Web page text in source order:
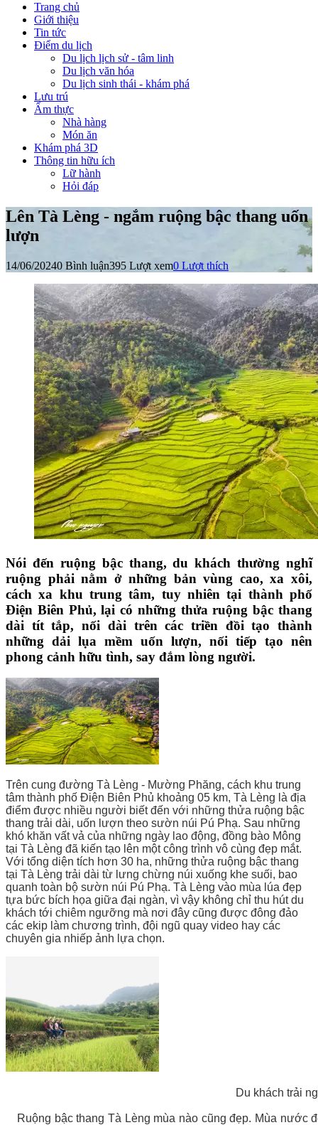
Trang chủ
Giới thiệu
Tin tức
Điểm du lịch
Du lịch lịch sử - tâm linh
Du lịch văn hóa
Du lịch sinh thái - khám phá
Lưu trú
Ẩm thực
Nhà hàng
Món ăn
Khám phá 3D
Thông tin hữu ích
Lữ hành
Hỏi đáp
Lên Tà Lèng - ngắm ruộng bậc thang uốn
lượn
14/06/20240 Bình luận395 Lượt xem0 Lượt thích
Nói đến ruộng bậc thang, du khách thường nghĩ
ruộng phải nằm ở những bản vùng cao, xa xôi,
cách xa khu trung tâm, tuy nhiên tại thành phố
Điện Biên Phủ, lại có những thửa ruộng bậc thang
dài tít tắp, nối dài trên các triền đồi tạo thành
những dải lụa mềm uốn lượn, nối tiếp tạo nên
phong cảnh hữu tình, say đắm lòng người.
Trên cung đường Tà Lèng - Mường Phăng, cách khu trung
tâm thành phố Điện Biên Phủ khoảng 05 km, Tà Lèng là địa
điểm được nhiều người biết đến với những thửa ruộng bậc
thang trải dài, uốn lượn theo sườn núi Pú Phạ. Sau những
khó khăn vất vả của những ngày lao động, đồng bào Mông
tại Tà Lèng đã kiến tạo lên một công trình vô cùng đẹp mắt.
Với tổng diện tích hơn 30 ha, những thửa ruộng bậc thang
tại Tà Lèng trải dài từ lưng chừng núi xuống khe suối, bao
quanh toàn bộ sườn núi Pú Phạ. Tà Lèng vào mùa lúa đẹp
tựa bức bích họa giữa đại ngàn, vì vậy không chỉ thu hút du
khách tới chiêm ngưỡng mà nơi đây cũng được đông đảo
các ekip làm chương trình, đội ngũ quay video hay các
chuyên gia nhiếp ảnh lựa chọn.
Du khách trải
Ruộng bậc thang Tà Lèng mùa nào cũng đẹp. Mùa